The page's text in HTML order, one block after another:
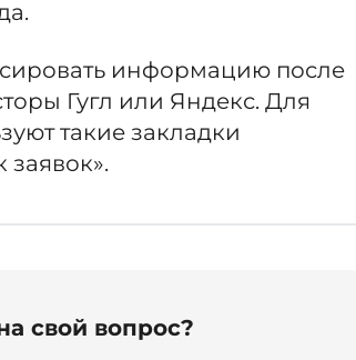
информацию после
Гугл или Яндекс. Для
такие закладки
заявок».
свой вопрос?